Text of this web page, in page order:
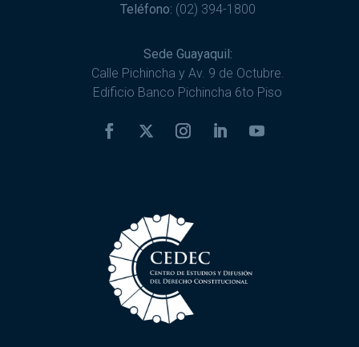
Teléfono: (02) 394-1800
Sede Guayaquil:
Calle Pichincha y Av. 9 de Octubre.
Edificio Banco Pichincha 6to Piso